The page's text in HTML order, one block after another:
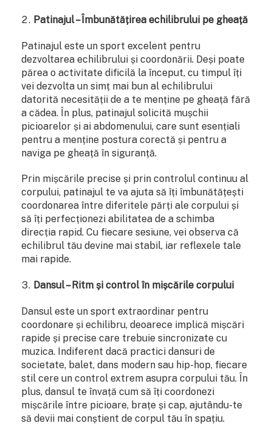
Patinajul – Îmbunătățirea echilibrului pe gheață
Patinajul este un sport excelent pentru
dezvoltarea echilibrului și coordonării. Deși poate
părea o activitate dificilă la început, cu timpul îți
vei dezvolta un simț mai bun al echilibrului
datorită necesității de a te menține pe gheață fără
a cădea. În plus, patinajul solicită mușchii
picioarelor și ai abdomenului, care sunt esențiali
pentru a menține postura corectă și pentru a
naviga pe gheață în siguranță.
Prin mișcările precise și prin controlul continuu al
corpului, patinajul te va ajuta să îți îmbunătățești
coordonarea între diferitele părți ale corpului și
să îți perfecționezi abilitatea de a schimba
direcția rapid. Cu fiecare sesiune, vei observa că
echilibrul tău devine mai stabil, iar reflexele tale
mai rapide.
Dansul – Ritm și control în mișcările corpului
Dansul este un sport extraordinar pentru
coordonare și echilibru, deoarece implică mișcări
rapide și precise care trebuie sincronizate cu
muzica. Indiferent dacă practici dansuri de
societate, balet, dans modern sau hip-hop, fiecare
stil cere un control extrem asupra corpului tău. În
plus, dansul te învață cum să îți coordonezi
mișcările între picioare, brațe și cap, ajutându-te
să devii mai conștient de corpul tău în spațiu.